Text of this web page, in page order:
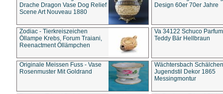
Drache Dragon Vase Dog Relief
Scene Art Nouveau 1880
Design 60er 70er Jahre
Zodiac - Tierkreiszeichen
Öllampe Krebs, Forum Traiani,
Reenactment Öllämpchen
Va 34122 Schuco
Teddy Bär Hellbraun
Originale Meissen Fuss - Vase
Rosenmuster Mit Goldrand
Wächtersbach Schälchen
Jugendstil Dekor 1865
Messingmontur